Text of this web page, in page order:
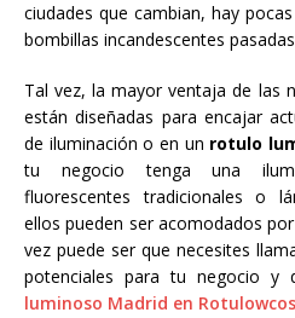
ciudades que cambian, hay
bombillas incandescentes
Tal vez, la mayor ventaja de las
están diseñadas para encajar
de iluminación o en un rotulo
tu negocio tenga una
fluorescentes tradicionales o
ellos pueden ser acomodados
vez puede ser que necesites
potenciales para tu negocio y
luminoso Madrid en